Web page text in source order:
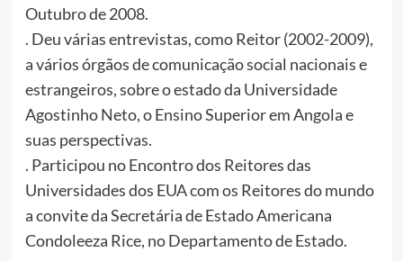
Outubro de 2008.
. Deu várias entrevistas, como Reitor (2002-2009),
a vários órgãos de comunicação social nacionais e
estrangeiros, sobre o estado da Universidade
Agostinho Neto, o Ensino Superior em Angola e
suas perspectivas.
. Participou no Encontro dos Reitores das
Universidades dos EUA com os Reitores do mundo
a convite da Secretária de Estado Americana
Condoleeza Rice, no Departamento de Estado.